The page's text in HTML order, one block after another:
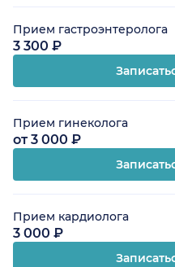
Прием гастроэнтеролога
3 300 ₽
Прием гинеколога
от 3 000 ₽
Прием кардиолога
3 000 ₽